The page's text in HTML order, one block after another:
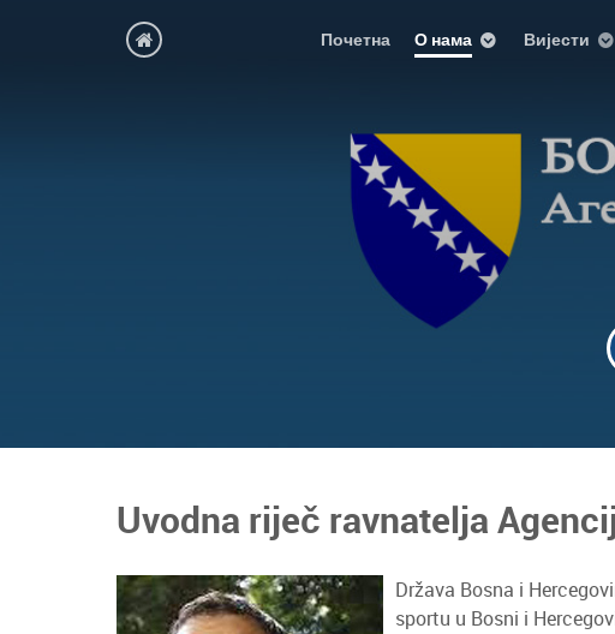
Почетна О нама Вијести
Uvodna riječ ravnatelja
Država Bosna i
sportu u Bosni i